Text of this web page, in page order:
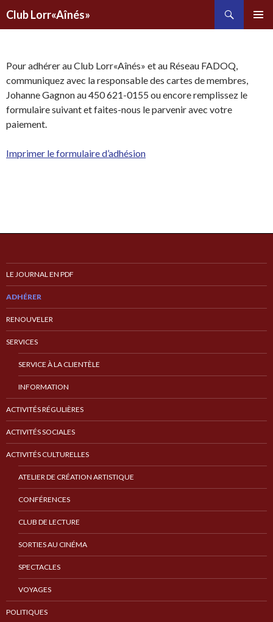
Club Lorr«Aînés»
PRINCIPAL
Pour adhérer au Club Lorr«Aînés» et au Réseau FADOQ,
communiquez avec la responsable des cartes de membres,
Johanne Gagnon au 450 621-0155 ou encore remplissez le
formulaire suivant et faites-nous le parvenir avec votre
paiement.
Imprimer le formulaire d’adhésion
LE JOURNAL EN PDF
ADHÉRER
RENOUVELER
SERVICES
SERVICE À LA CLIENTÈLE
INFORMATION
ACTIVITÉS RÉGULIÈRES
ACTIVITÉS SOCIALES
ACTIVITÉS CULTURELLES
ATELIER DE CRÉATION ARTISTIQUE
CONFÉRENCES
CLUB DE LECTURE
SORTIES AU CINÉMA
SPECTACLES
VOYAGES
POLITIQUES